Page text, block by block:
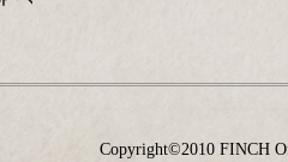
Copyright©2010 FINCH